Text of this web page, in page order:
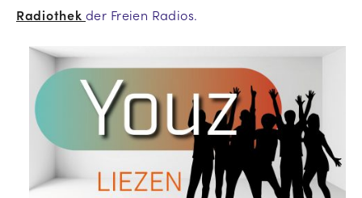
Radiothek der Freien Radios.